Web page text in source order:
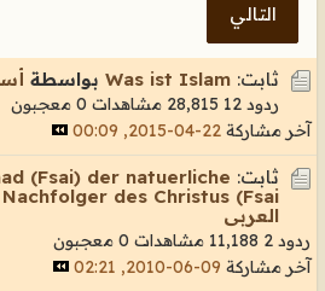
التالي
ثابت: Was ist Islam بواسطة
ردود 12 28,815 مشاهدات
0 معجبون
آخر مشاركة 22-04-2015, 00:09
ثابت: (Fsai) der natuerliche
Nachfolger des Christus (Fsai
العربى
ردود 2 11,188 مشاهدات
0 معجبون
آخر مشاركة 09-06-2010, 02:21